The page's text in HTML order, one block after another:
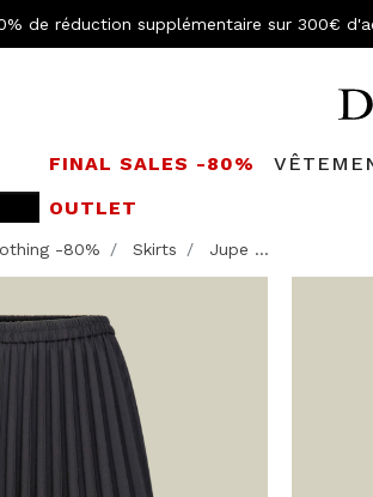
de réduction supplémentaire sur 300€
FINAL SALES -80%
OUTLETRejoignez le
-80% Skirts Jupe ...